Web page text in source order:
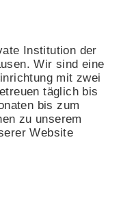
Institution der
Wir sind eine
mit zwei
täglich bis
bis zum
zu unserem
Website